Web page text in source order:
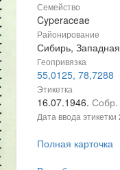
Семейство
Cyperaceae
Районирование
Сибирь,
Геопривязка
55,0125, 78,7288
Этикетка
16.07.1946. Собр.
Дата ввода этикетки
Полная карточка